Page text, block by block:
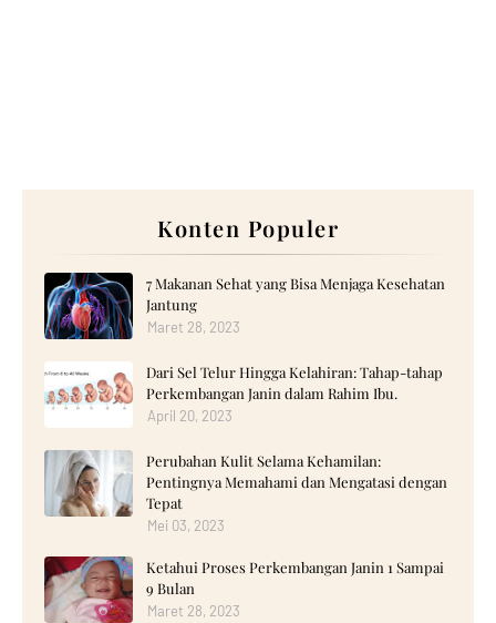
Konten Populer
7 Makanan Sehat yang Bisa Menjaga Kesehatan
Jantung
Maret 28, 2023
Dari Sel Telur Hingga Kelahiran: Tahap-tahap
Perkembangan Janin dalam Rahim Ibu.
April 20, 2023
Perubahan Kulit Selama Kehamilan:
Pentingnya Memahami dan Mengatasi dengan
Tepat
Mei 03, 2023
Ketahui Proses Perkembangan Janin 1 Sampai
9 Bulan
Maret 28, 2023